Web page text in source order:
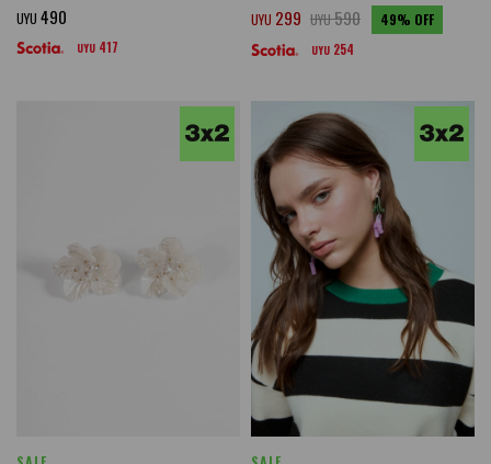
UYU 490
UYU 417
UYU 299 UYU590 49
UYU 254